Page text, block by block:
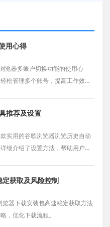
用心得
览器多账户切换功能的使用心
松管理多个账号，提高工作效
推荐及设置
实用的谷歌浏览器浏览历史自动
细介绍了设置方法，帮助用户智
获取及风险控制
览器下载安装包高速稳定获取方法
，优化下载流程。